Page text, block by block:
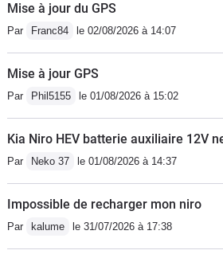
Mise à jour du GPS
Par Franc84 le 02/08/2026 à 14:07
Mise à jour GPS
Par Phil5155 le 01/08/2026 à 15:02
Kia Niro HEV batterie auxiliaire 12V
Par Neko 37 le 01/08/2026 à 14:37
Impossible de recharger mon niro
Par kalume le 31/07/2026 à 17:38